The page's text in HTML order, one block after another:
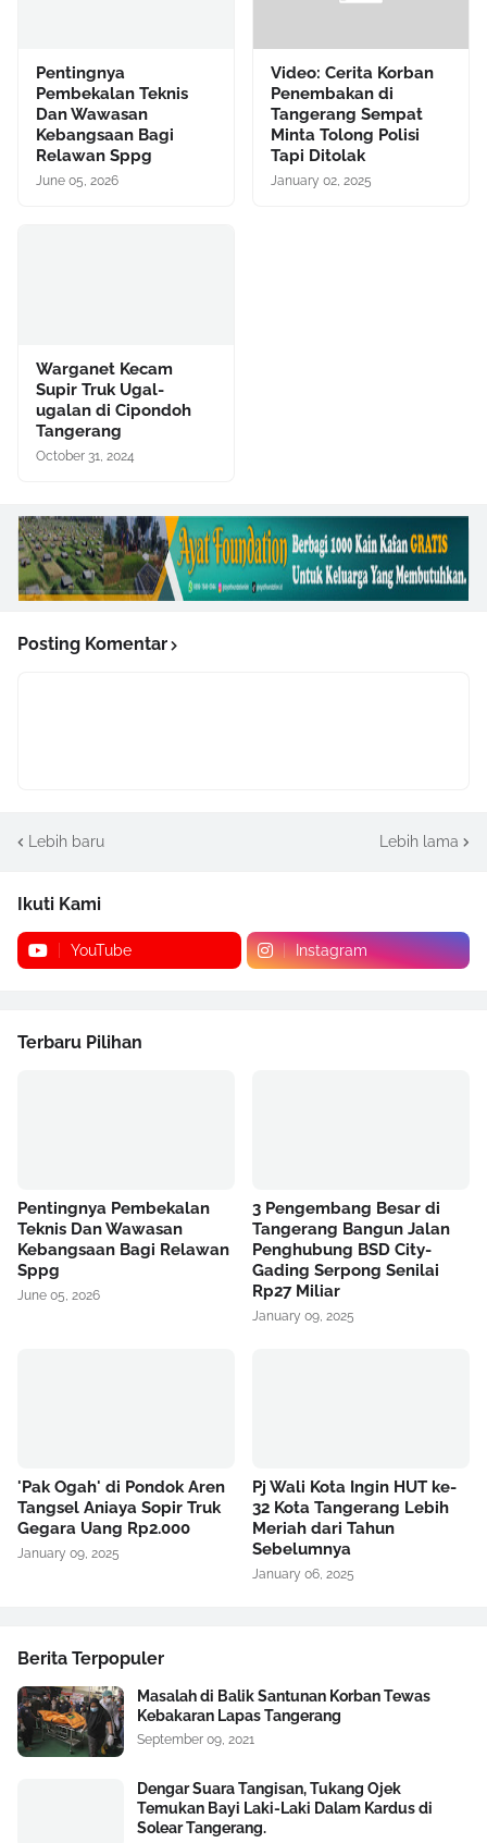
Pentingnya
Pembekalan Teknis
Dan Wawasan
Kebangsaan Bagi
Relawan Sppg
June 05, 2026
Video: Cerita Korban
Penembakan di
Tangerang Sempat
Minta Tolong Polisi
Tapi Ditolak
January 02, 2025
Warganet Kecam
Supir Truk Ugal-
ugalan di Cipondoh
Tangerang
October 31, 2024
Posting Komentar
Lebih baru Lebih lama
Ikuti Kami
YouTube Instagram
Terbaru Pilihan
Pentingnya Pembekalan
Teknis Dan Wawasan
Kebangsaan Bagi Relawan
Sppg
June 05, 2026
3 Pengembang Besar di
Tangerang Bangun Jalan
Penghubung BSD City-
Gading Serpong Senilai
Rp27 Miliar
January 09, 2025
'Pak Ogah' di Pondok Aren
Tangsel Aniaya Sopir Truk
Gegara Uang Rp2.000
January 09, 2025
Pj Wali Kota Ingin HUT ke-
32 Kota Tangerang Lebih
Meriah dari Tahun
Sebelumnya
January 06, 2025
Berita Terpopuler
Masalah di Balik Santunan Korban Tewas
Kebakaran Lapas Tangerang
September 09, 2021
Dengar Suara Tangisan, Tukang Ojek
Temukan Bayi Laki-Laki Dalam Kardus di
Solear Tangerang.